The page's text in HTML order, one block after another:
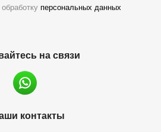
обработку персональных данных
на связи
контакты